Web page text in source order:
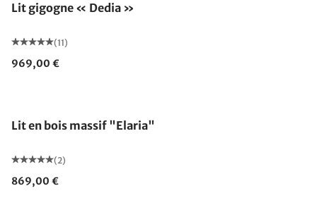
Lit gigogne « Dedia »
(11)
969,00 €
Lit en bois massif "Elaria"
(2)
869,00 €